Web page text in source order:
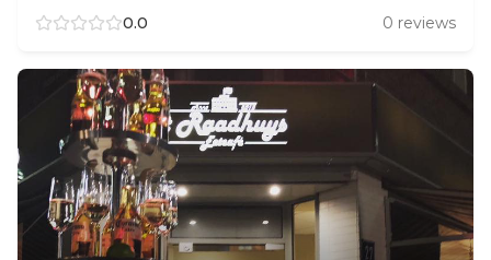
0.0
0 reviews